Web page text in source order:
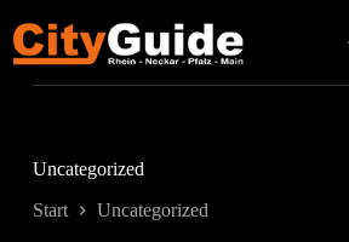
Inhalt
springen
Uncategorized
Start Uncategorized